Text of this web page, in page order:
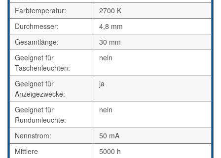
Farbtemperatur:
2700 K
Durchmesser:
4,8 mm
Gesamtlänge:
30 mm
Geeignet für
Taschenleuchten:
nein
Geeignet für
Anzeigezwecke:
ja
Geeignet für
Rundumleuchte:
nein
Nennstrom:
50 mA
Mittlere
5000 h